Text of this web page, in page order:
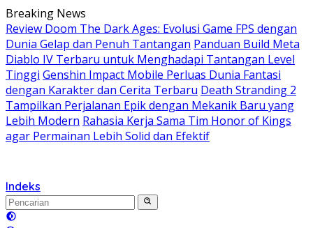
Langsung
ke
konten
Breaking News
Review Doom The Dark Ages: Evolusi Game FPS dengan
Dunia Gelap dan Penuh Tantangan Panduan Build Meta
Diablo IV Terbaru untuk Menghadapi Tantangan Level
Tinggi Genshin Impact Mobile Perluas Dunia Fantasi
dengan Karakter dan Cerita Terbaru Death Stranding 2
Tampilkan Perjalanan Epik dengan Mekanik Baru yang
Lebih Modern Rahasia Kerja Sama Tim Honor of Kings
agar Permainan Lebih Solid dan Efektif
Indeks